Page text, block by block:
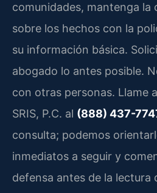
comunidades, mantenga la
sobre los hechos con la
su información básica.
abogado lo antes posible.
con otras personas. Llame
SRIS, P.C. al (888) 437-
consulta; podemos
inmediatos a seguir y
defensa antes de la lectura